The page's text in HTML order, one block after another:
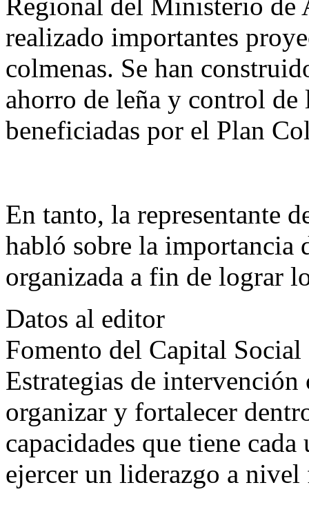
Regional del Ministerio de
realizado importantes
colmenas. Se han
ahorro de leña y control de
beneficiadas por el Plan
En tanto, la representante
habló sobre la importancia
organizada a fin de lograr
Datos al editor
Fomento del Capital
Estrategias de
organizar y fortalecer
capacidades que tiene
ejercer un liderazgo a